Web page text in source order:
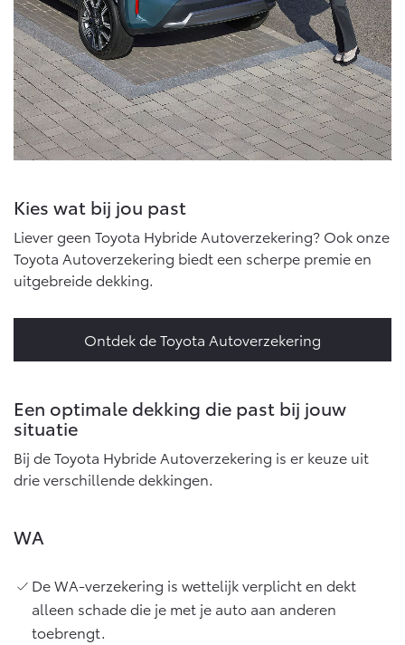
Kies wat bij jou past
Liever geen Toyota Hybride Autoverzekering? Ook onze
Toyota Autoverzekering biedt een scherpe premie en
uitgebreide dekking.
Ontdek de Toyota Autoverzekering
Een optimale dekking die past bij jouw
situatie
Bij de Toyota Hybride Autoverzekering is er keuze uit
drie verschillende dekkingen.
WA
De WA-verzekering is wettelijk verplicht en dekt
alleen schade die je met je auto aan anderen
toebrengt.